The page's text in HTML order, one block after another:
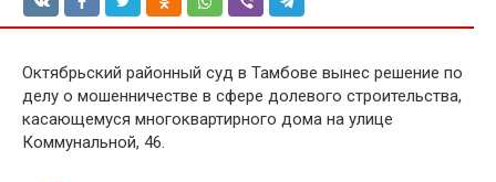
Октябрьский районный суд в Тамбове вынес решение по
делу о мошенничестве в сфере долевого строительства,
касающемуся многоквартирного дома на улице
Коммунальной, 46.